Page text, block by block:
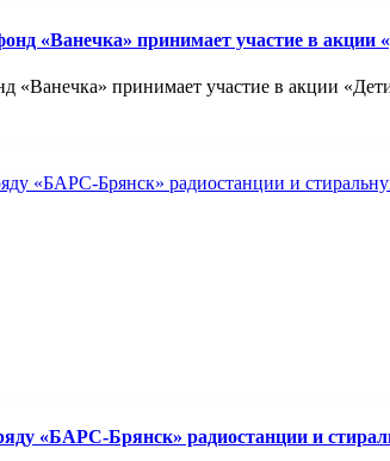
«Ванечка» принимает участие в акции
«Ванечка» принимает участие в акции
«БАРС-Брянск» радиостанции и